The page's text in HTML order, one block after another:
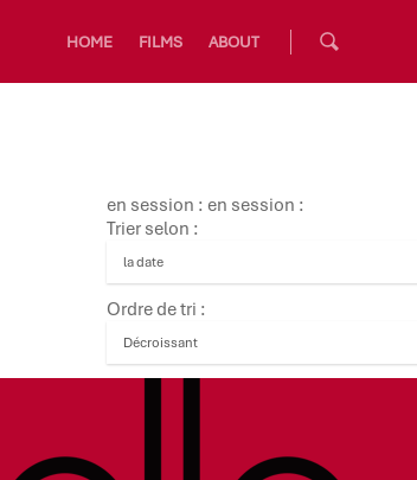
HOME FILMS ABOUT
en session : en session :
Trier selon :
Ordre de tri :